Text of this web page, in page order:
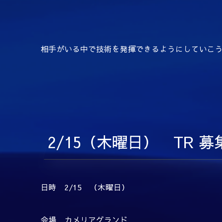
相手がいる中で技術を発揮できるようにしていこ
2/15（木曜日） TR 募
日時 2/15 （木曜日）
会場 カメリアグランド